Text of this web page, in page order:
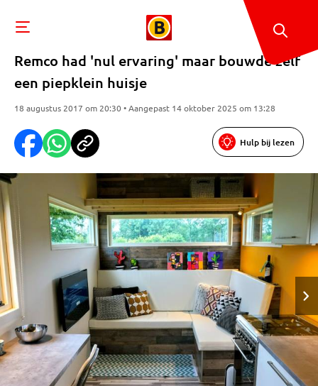
Remco had 'nul ervaring' maar bouwde zelf
een piepklein huisje
18 augustus 2017 om 20:30 • Aangepast 14 oktober 2025 om 13:28
Hulp bij lezen